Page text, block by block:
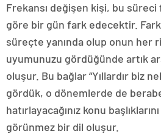
Frekansı değişen kişi, bu süreci
göre bir gün fark edecektir.
süreçte yanında olup onun her
uyumunuzu gördüğünde artık
oluşur. Bu bağlar “Yıllardır biz
gördük, o dönemlerde de
hatırlayacağınız konu
görünmez bir dil oluşur.